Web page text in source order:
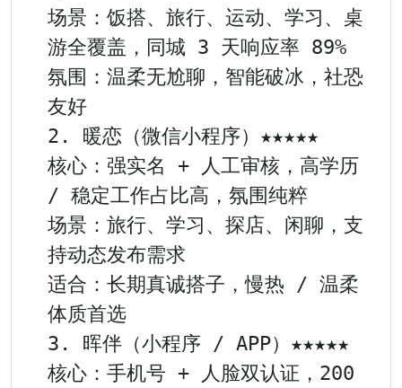
场景：饭搭、旅行、运动、学习、桌
游全覆盖，同城 3 天响应率 89%
氛围：温柔无尬聊，智能破冰，社恐
友好
2. 暖恋（微信小程序）★★★★★
核心：强实名 + 人工审核，高学历
/ 稳定工作占比高，氛围纯粹
场景：旅行、学习、探店、闲聊，支
持动态发布需求
适合：长期真诚搭子，慢热 / 温柔
体质首选
3. 晖伴（小程序 / APP）★★★★★
核心：手机号 + 人脸双认证，200